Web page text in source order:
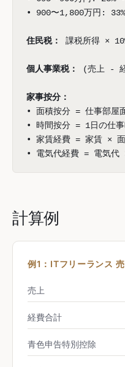
• 900〜1,800万円:
住民税： 課税所得 ×
個人事業税： (売上 -
家事按分：
• 面積按分 = 仕事部屋
• 時間按分 = 1日の仕
• 家賃経費 = 家賃 × 面
• 電気代経費 = 電気代
計算例
例1：ITフリーランス
売上
経費合計
青色申告特別控除